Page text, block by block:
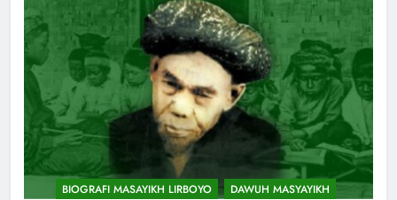
BIOGRAFI MASAYIKH LIRBOYO DAWUH MASYAYIKH